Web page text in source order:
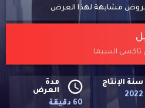
مشابهة لهذا العرض
السيما
سنة الإنتاج
2022
مدة
العرض
60 دقيقة